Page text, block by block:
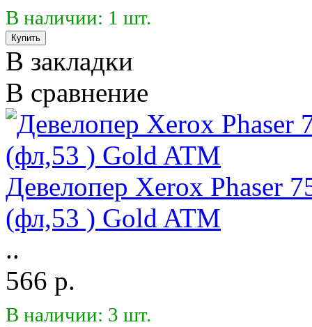
В наличии: 1 шт.
В закладки
В сравнение
Девелопер Xerox Phaser
(фл,53 ) Gold ATM
..
566 р.
В наличии: 3 шт.